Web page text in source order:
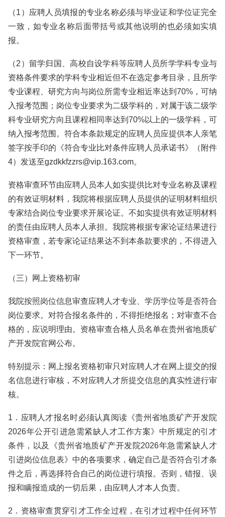
（1）应聘人员填报的专业名称必须与毕业证和学位证完全
一致，如专业名称后面带括号或其他说明的也必须如实填
报。
（2）留学归国、高校自设学科等应聘人员所学学科专业与
资格条件要求的学科专业相近但不在选定参考目录，且所学
专业课程、研究方向与岗位所需专业相近率达到70%，可纳
入报考范围；岗位专业要求为二级学科的，对属于该二级学
科专业研究方向且课程相同率达到70%以上的一级学科，可
纳入报考范围。符合本条款规定的应聘人员应提供本人亲笔
签字按手印的《符合专业比对条件应聘人员承诺书》（附件
4）发送至gzdkkfzzrs@vip.163.com。
资格审查环节由应聘人员本人如实提供比对专业名称及课程
的有效证明材料，我院将根据应聘人员提供的证明材料组织
专家结合岗位专业要求开展论证。不如实提供有效证明材料
的责任由应聘人员本人承担。我院将根据专家论证结果进行
资格审查，若专家论证结果达不到本条款要求的，不得进入
下一环节。
（三）网上资格初审
我院按照岗位信息审查应聘人才专业、学历学位等是否符合
岗位要求。对符合报名条件的，不得拒绝报名；对审查不合
格的，应说明理由。资格审查合格人员名单在贵州省地质矿
产开发院官网公布。
特别提示：网上报名资格初审只对应聘人才在网上提交的报
名信息进行审核，不对应聘人才所提交信息的真实性进行审
核。
1．应聘人才报名时必须认真阅读《贵州省地质矿产开发院
2026年公开引进急需紧缺人才工作方案》中所规定的引才
条件，以及《贵州省地质矿产开发院2026年急需紧缺人才
引进岗位信息表》中的各项要求，确定自己是否符合引才条
件之后，再选择符合自己的岗位进行填报。否则，错报、误
报和瞒报造成的一切后果，由应聘人才本人负责。
2．资格审查贯穿引才工作全过程，在引才过程中任何环节